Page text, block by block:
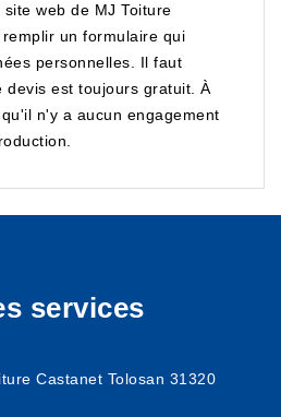
web de MJ Toiture
un formulaire qui
personnelles. Il faut
devis est toujours gratuit. À
n'y a aucun engagement
services
Castanet Tolosan 31320